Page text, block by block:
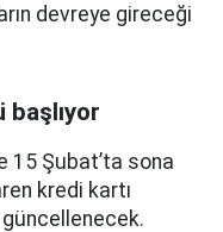
devreye gireceği
başlıyor
15 Şubat’ta sona
kredi kartı